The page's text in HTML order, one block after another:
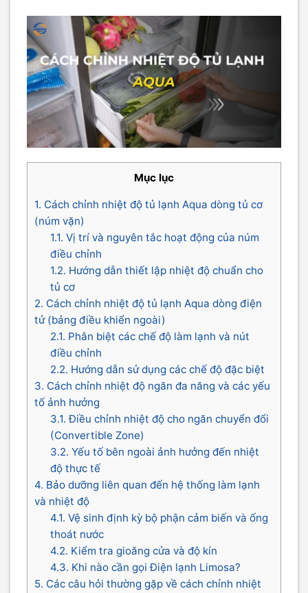
Mục lục
1. Cách chỉnh nhiệt độ tủ lạnh Aqua dòng tủ cơ
(núm vặn)
1.1. Vị trí và nguyên tắc hoạt động của núm
điều chỉnh
1.2. Hướng dẫn thiết lập nhiệt độ chuẩn cho
tủ cơ
2. Cách chỉnh nhiệt độ tủ lạnh Aqua dòng điện
tử (bảng điều khiển ngoài)
2.1. Phân biệt các chế độ làm lạnh và nút
điều chỉnh
2.2. Hướng dẫn sử dụng các chế độ đặc biệt
3. Cách chỉnh nhiệt độ ngăn đa năng và các yếu
tố ảnh hưởng
3.1. Điều chỉnh nhiệt độ cho ngăn chuyển đổi
(Convertible Zone)
3.2. Yếu tố bên ngoài ảnh hưởng đến nhiệt
độ thực tế
4. Bảo dưỡng liên quan đến hệ thống làm lạnh
và nhiệt độ
4.1. Vệ sinh định kỳ bộ phận cảm biến và ống
thoát nước
4.2. Kiểm tra gioăng cửa và độ kín
4.3. Khi nào cần gọi Điện lạnh Limosa?
5. Các câu hỏi thường gặp về cách chỉnh nhiệt